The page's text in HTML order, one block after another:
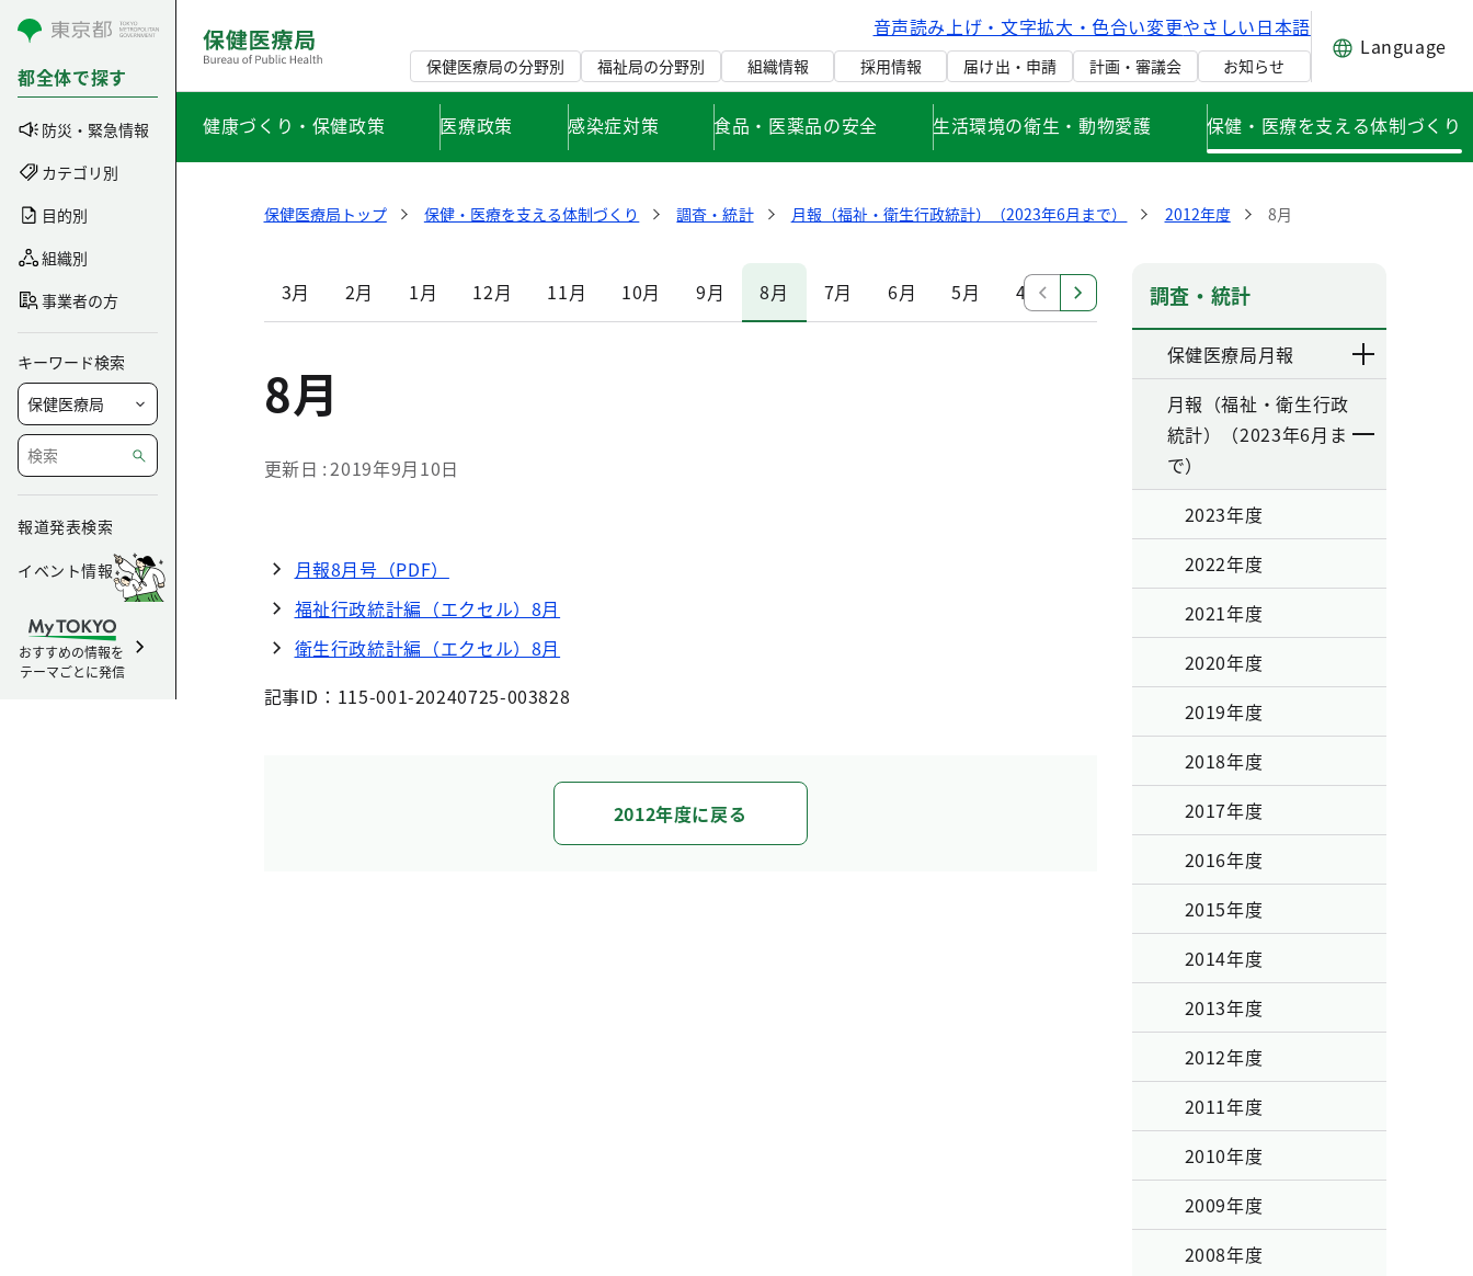
コンテンツにスキップ
都全体で探す
防災・緊急情報
カテゴリ別
目的別
組織別
事業者の方
キーワード検索
報道発表検索
イベント情報
おすすめの情報を
テーマごとに発信
音声読み上げ・文字拡大・色合い変更やさしい日本語
保健医療局の分野別 福祉局の分野別 組織情報 採用情報 届け出・申請 計画・審議会 お知らせ
Language
健康づくり・保健政策 医療政策 感染症対策 食品・医薬品の安全 生活環境の衛生・動物愛護 保健・医療を支える体制づくり
保健医療局トップ 保健・医療を支える体制づくり 調査・統計 月報（福祉・衛生行政統計）（2023年6月まで） 2012年度 8月
3月 2月 1月 12月 11月 10月 9月 8月 7月 6月 5月 4月
8月
更新日 2019年9月10日
月報8月号（PDF）
福祉行政統計編（エクセル）8月
衛生行政統計編（エクセル）8月
記事ID：115-001-20240725-003828
2012年度に戻る
調査・統計
保健医療局月報
月報（福祉・衛生行政
統計）（2023年6月ま
で）
2023年度
2022年度
2021年度
2020年度
2019年度
2018年度
2017年度
2016年度
2015年度
2014年度
2013年度
2012年度
2011年度
2010年度
2009年度
2008年度